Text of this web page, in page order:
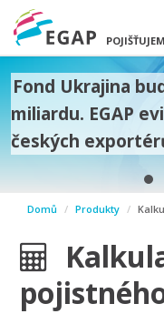
Fond Ukrajina
miliardu. EGAP
českých
Domů Produkty